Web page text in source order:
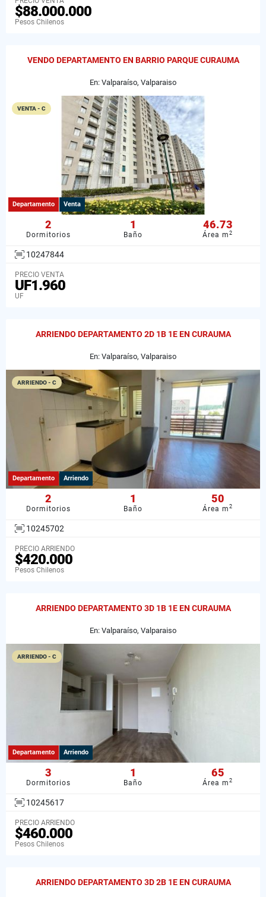
$88.000.000
Pesos Chilenos
VENDO DEPARTAMENTO EN BARRIO PARQUE CURAUMA
En: Valparaíso, Valparaiso
VENTA - C
Departamento Venta
2
Dormitorios
1
Baño
46.73
Área m2
10247844
PRECIO VENTA
UF1.960
UF
ARRIENDO DEPARTAMENTO 2D 1B 1E EN CURAUMA
En: Valparaíso, Valparaiso
ARRIENDO - C
Departamento Arriendo
2
Dormitorios
1
Baño
50
Área m2
10245702
PRECIO ARRIENDO
$420.000
Pesos Chilenos
ARRIENDO DEPARTAMENTO 3D 1B 1E EN CURAUMA
En: Valparaíso, Valparaiso
ARRIENDO - C
Departamento Arriendo
3
Dormitorios
1
Baño
65
Área m2
10245617
PRECIO ARRIENDO
$460.000
Pesos Chilenos
ARRIENDO DEPARTAMENTO 3D 2B 1E EN CURAUMA